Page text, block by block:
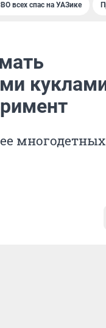
всех спас на УАЗике
многодетных